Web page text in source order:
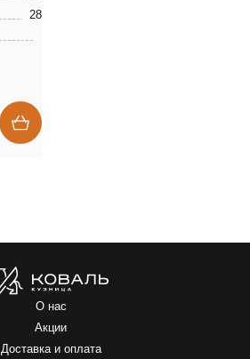
28
О нас
Акции
Доставка и оплата